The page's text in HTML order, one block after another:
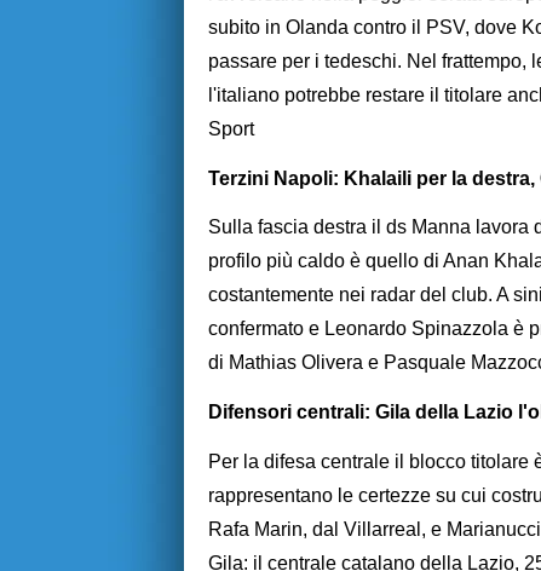
subito in Olanda contro il PSV, dove
passare per i tedeschi. Nel frattempo,
l'italiano potrebbe restare il titolare
Sport
Terzini Napoli: Khalaili per la
Sulla fascia destra il ds Manna lavora
profilo più caldo è quello di Anan
costantemente nei radar del club. A
confermato e Leonardo Spinazzola è
di Mathias Olivera e Pasquale
Difensori centrali: Gila della Lazio
Per la difesa centrale il blocco titolare
rappresentano le certezze su cui
Rafa Marin, dal Villarreal, e
Gila: il centrale catalano della Lazio,